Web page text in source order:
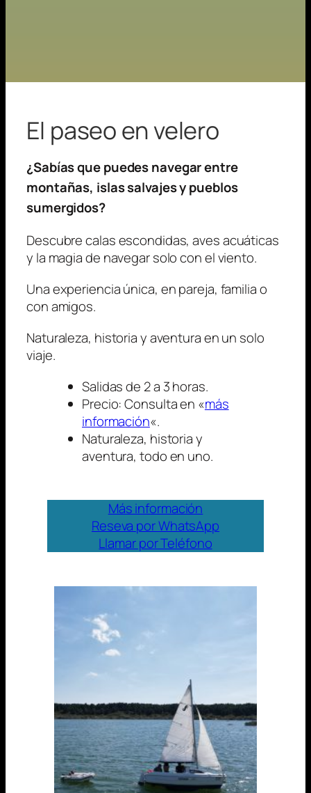
El paseo en velero
¿Sabías que puedes navegar entre
montañas, islas salvajes y pueblos
sumergidos?
Descubre calas escondidas, aves acuáticas
y la magia de navegar solo con el viento.
Una experiencia única, en pareja, familia o
con amigos.
Naturaleza, historia y aventura en un solo
viaje.
Salidas de 2 a 3 horas.
Precio: Consulta en «más
información«.
Naturaleza, historia y
aventura, todo en uno.
Más información
Reseva por WhatsApp
Llamar por Teléfono